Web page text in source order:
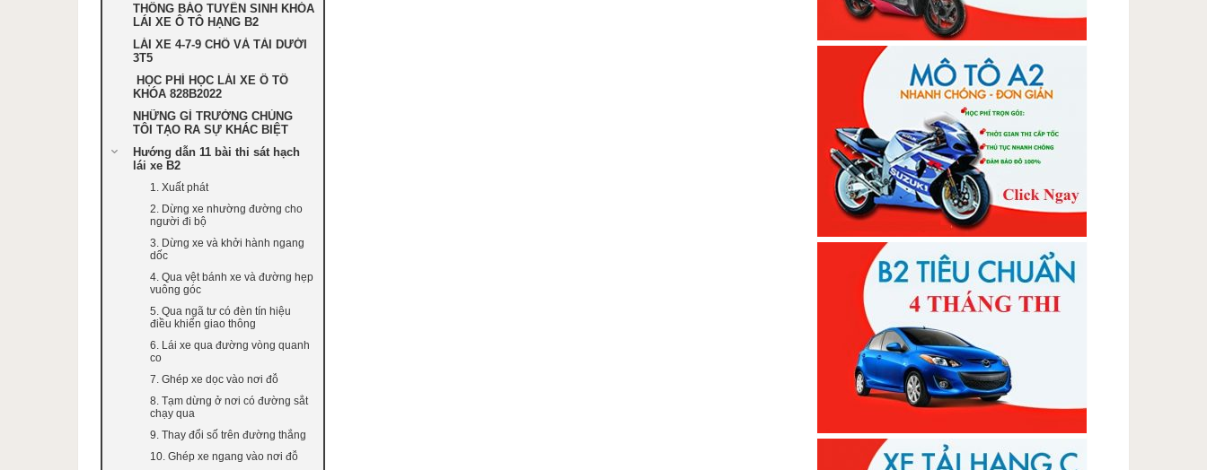
THÔNG BÁO TUYỂN SINH KHÓA
LÁI XE Ô TÔ HẠNG B2
LÁI XE 4-7-9 CHỔ VÀ TẢI DƯỚI
3T5
HỌC PHÍ HỌC LÁI XE Ô TÔ
KHÓA 828B2022
NHỮNG GÌ TRƯỜNG CHÚNG
TÔI TẠO RA SỰ KHÁC BIỆT
Hướng dẫn 11 bài thi sát hạch
lái xe B2
1. Xuất phát
2. Dừng xe nhường đường cho
người đi bộ
3. Dừng xe và khởi hành ngang
dốc
4. Qua vệt bánh xe và đường hẹp
vuông góc
5. Qua ngã tư có đèn tín hiệu
điều khiển giao thông
6. Lái xe qua đường vòng quanh
co
7. Ghép xe dọc vào nơi đỗ
8. Tạm dừng ở nơi có đường sắt
chạy qua
9. Thay đổi số trên đường thẳng
10. Ghép xe ngang vào nơi đỗ